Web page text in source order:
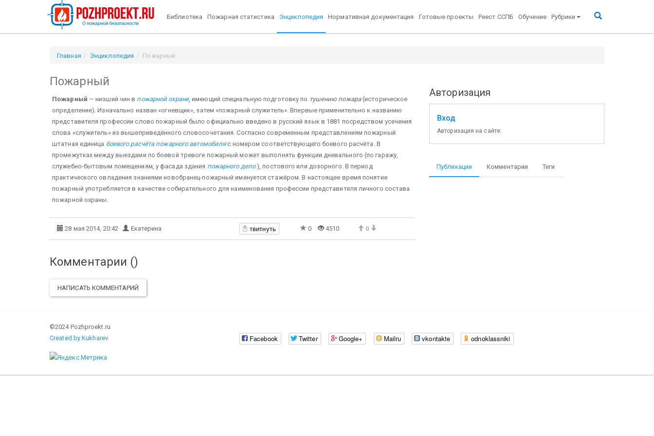
Библиотека Пожарная статистика Энциклопедия Нормативная документация Готовые проекты Реест ССПБ Обучение Рубрики
Главная Энциклопедия Пожарный
Пожарный
Пожарный — низший чин в пожарной охране, имеющий специальную подготовку по тушению пожара(историческое
определение). Изначально назван «огневщик», затем «пожарный служитель». Впервые применительно к названию
представителя профессии слово пожарный было официально введено в русский язык в 1881 посредством усечения
слова «служитель» из вышеприведённого словосочетания. Согласно современным представлениям пожарный
штатная единица боевого расчёта пожарного автомобиляс номером соответствующего боевого расчёта. В
промежутках между выездами по боевой тревоге пожарный может выполнять функции дневального (по гаражу,
служебно-бытовым помещениям, у фасада здания пожарного депо), постового или дозорного. В период
практического овладения знаниями новобранец-пожарный именуется стажёром. В настоящее время понятие
пожарный употребляется в качестве собирательного для наименования профессии представителя личного состава
пожарной охраны.
28 мая 2014, 20:42 Екатерина твитнуть 0 4510 0
Комментарии ()
НАПИСАТЬ КОММЕНТАРИЙ
Авторизация
Вход
Авторизация на сайте.
Публикации Комментарии Теги
©2024 Pozhproekt.ru
Created by Kukharev
Facebook Twitter Google+ Mailru vkontakte odnoklassniki